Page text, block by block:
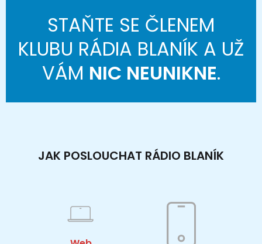
STAŇTE SE ČLENEM
KLUBU RÁDIA BLANÍK A UŽ
VÁM NIC NEUNIKNE.
JAK POSLOUCHAT RÁDIO BLANÍK